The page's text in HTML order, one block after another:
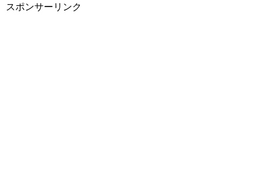
スポンサーリンク